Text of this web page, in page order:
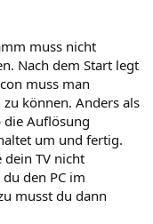
muss nicht
Nach dem Start legt
muss man
können. Anders als
Auflösung
um und fertig.
TV nicht
den PC im
musst du dann